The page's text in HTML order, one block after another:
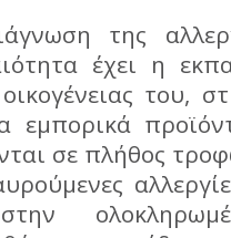
της
έχει η
του,
εμπορικά
σε πλήθος